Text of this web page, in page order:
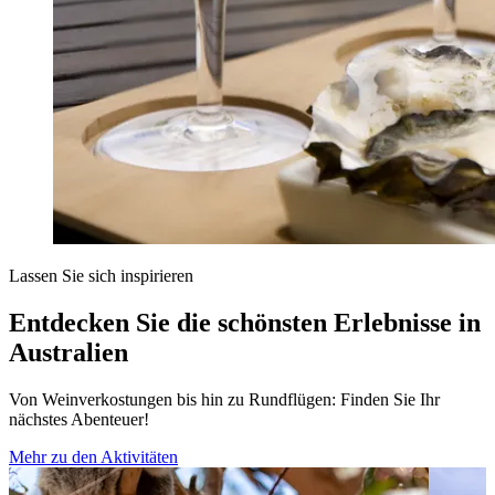
Lassen Sie sich inspirieren
Entdecken Sie die schönsten Erlebnisse in
Australien
Von Weinverkostungen bis hin zu Rundflügen: Finden Sie Ihr
nächstes Abenteuer!
Mehr zu den Aktivitäten